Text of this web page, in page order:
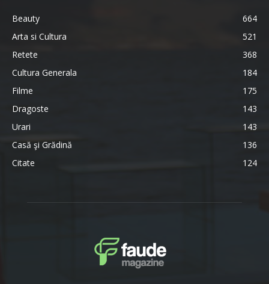
Beauty
664
Arta si Cultura
521
Retete
368
Cultura Generala
184
Filme
175
Dragoste
143
Urari
143
Casă şi Grădină
136
Citate
124